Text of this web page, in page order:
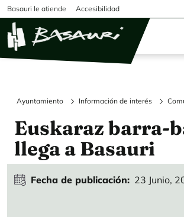
Pasar al contenido principal
Basauri le atiende Accesibilidad
Ayuntamiento Información de interés
Euskaraz barra-
llega a Basauri
Fecha de publicación 23 Junio,